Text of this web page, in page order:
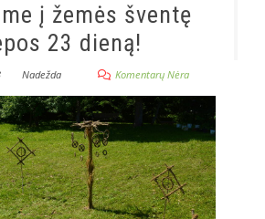
į žemės šventę
23 dieną!
Nadežda Komentarų Nėra